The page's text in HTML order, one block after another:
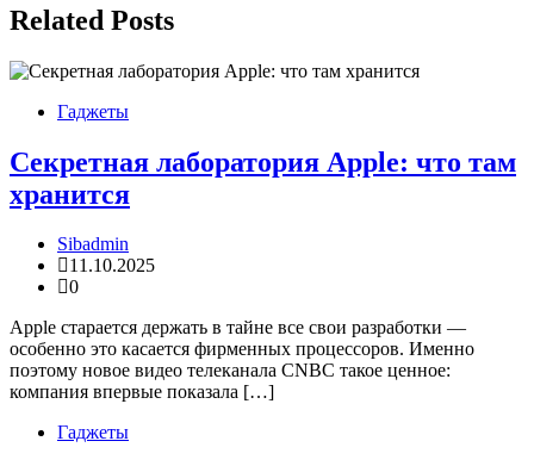
Related Posts
Гаджеты
Секретная лаборатория Apple: что там
хранится
Sibadmin
11.10.2025
0
Apple старается держать в тайне все свои разработки —
особенно это касается фирменных процессоров. Именно
поэтому новое видео телеканала CNBC такое ценное:
компания впервые показала […]
Гаджеты